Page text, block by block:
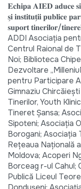
𝐄𝐜𝐡𝐢𝐩𝐚 𝐀𝐈𝐄𝐃 𝐚𝐝𝐮𝐜𝐞
𝐬̗𝐢 𝐢𝐧𝐬𝐭𝐢𝐭𝐮𝐭̗𝐢𝐢 𝐩𝐮𝐛𝐥𝐢𝐜𝐞
𝐬𝐮𝐩𝐨𝐫𝐭 𝐭𝐢𝐧𝐞𝐫𝐢𝐥𝐨𝐫/
ADDI Asociația
Centrul Raional de
Noi; Biblioteca
Dezvoltare
pentru Participare
Gimnaziu
Tinerilor, Youth
Tineret Șansa;
Sipoteni; Asociația
Borogani; Asociația
Rețeaua Națională
Moldova; Acoperi
Borceag r-ul
Publică Liceul